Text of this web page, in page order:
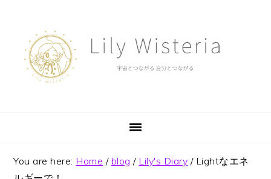
primary
navigation
content
You are here: Home / blog / Lily's Diary /Lightなエネ